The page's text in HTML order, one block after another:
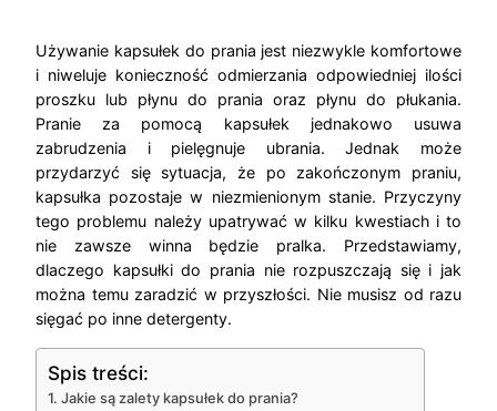
Używanie kapsułek do prania jest niezwykle komfortowe
i niweluje konieczność odmierzania odpowiedniej ilości
proszku lub płynu do prania oraz płynu do płukania.
Pranie za pomocą kapsułek jednakowo usuwa
zabrudzenia i pielęgnuje ubrania. Jednak może
przydarzyć się sytuacja, że po zakończonym praniu,
kapsułka pozostaje w niezmienionym stanie. Przyczyny
tego problemu należy upatrywać w kilku kwestiach i to
nie zawsze winna będzie pralka. Przedstawiamy,
dlaczego kapsułki do prania nie rozpuszczają się i jak
można temu zaradzić w przyszłości. Nie musisz od razu
sięgać po inne detergenty.
Spis treści:
Jakie są zalety kapsułek do prania?